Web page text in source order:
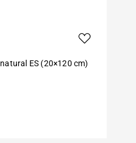
ES (20×120 cm)